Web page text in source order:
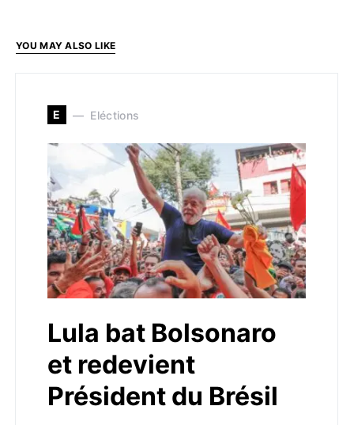
YOU MAY ALSO LIKE
E Eléctions
Lula bat Bolsonaro
et redevient
Président du Brésil